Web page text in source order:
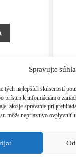
Spravujte
tých najlepších skúseností
prístup k informáciám o
ako je správanie pri
môže nepriaznivo ovplyvniť
tel: +421 908 777 808